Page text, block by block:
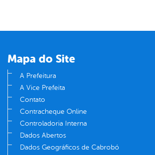
Mapa do Site
A Prefeitura
A Vice Prefeita
Contato
Contracheque Online
Controladoria Interna
Dados Abertos
Dados Geográficos de Cabrobó